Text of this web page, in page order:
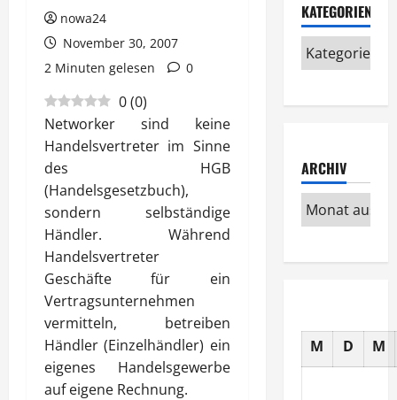
nowa24
November 30, 2007
2 Minuten gelesen
0
0(0)
Networker sind keine
Handelsvertreter im Sinne
des HGB
(Handelsgesetzbuch),
sondern selbständige
Händler. Während
Handelsvertreter
Geschäfte für ein
Vertragsunternehmen
vermitteln, betreiben
Händler (Einzelhändler) ein
eigenes Handelsgewerbe
auf eigene Rechnung.
KATEGORIEN
ARCHIV
M D M